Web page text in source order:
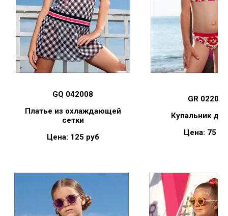
GQ 042008
Платье из охлаждающей
сетки
Цена: 125 руб
GR 022004
Купальник
Цена: 75